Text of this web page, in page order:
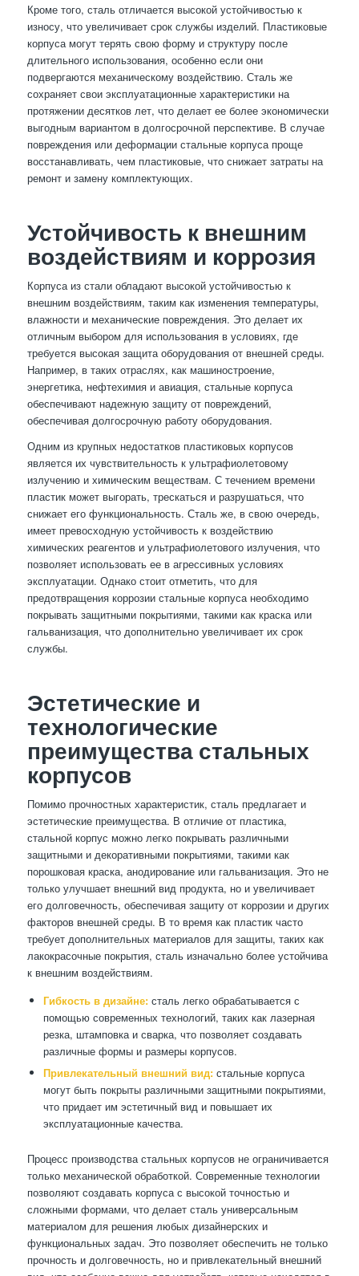
Кроме того, сталь отличается высокой устойчивостью к
износу, что увеличивает срок службы изделий. Пластиковые
корпуса могут терять свою форму и структуру после
длительного использования, особенно если они
подвергаются механическому воздействию. Сталь же
сохраняет свои эксплуатационные характеристики на
протяжении десятков лет, что делает ее более экономически
выгодным вариантом в долгосрочной перспективе. В случае
повреждения или деформации стальные корпуса проще
восстанавливать, чем пластиковые, что снижает затраты на
ремонт и замену комплектующих.
Устойчивость к внешним
воздействиям и коррозия
Корпуса из стали обладают высокой устойчивостью к
внешним воздействиям, таким как изменения температуры,
влажности и механические повреждения. Это делает их
отличным выбором для использования в условиях, где
требуется высокая защита оборудования от внешней среды.
Например, в таких отраслях, как машиностроение,
энергетика, нефтехимия и авиация, стальные корпуса
обеспечивают надежную защиту от повреждений,
обеспечивая долгосрочную работу оборудования.
Одним из крупных недостатков пластиковых корпусов
является их чувствительность к ультрафиолетовому
излучению и химическим веществам. С течением времени
пластик может выгорать, трескаться и разрушаться, что
снижает его функциональность. Сталь же, в свою очередь,
имеет превосходную устойчивость к воздействию
химических реагентов и ультрафиолетового излучения, что
позволяет использовать ее в агрессивных условиях
эксплуатации. Однако стоит отметить, что для
предотвращения коррозии стальные корпуса необходимо
покрывать защитными покрытиями, такими как краска или
гальванизация, что дополнительно увеличивает их срок
службы.
Эстетические и
технологические
преимущества стальных
корпусов
Помимо прочностных характеристик, сталь предлагает и
эстетические преимущества. В отличие от пластика,
стальной корпус можно легко покрывать различными
защитными и декоративными покрытиями, такими как
порошковая краска, анодирование или гальванизация. Это не
только улучшает внешний вид продукта, но и увеличивает
его долговечность, обеспечивая защиту от коррозии и других
факторов внешней среды. В то время как пластик часто
требует дополнительных материалов для защиты, таких как
лакокрасочные покрытия, сталь изначально более устойчива
к внешним воздействиям.
Гибкость в дизайне:сталь легко обрабатывается с
помощью современных технологий, таких как лазерная
резка, штамповка и сварка, что позволяет создавать
различные формы и размеры корпусов.
Привлекательный внешний вид:стальные корпуса
могут быть покрыты различными защитными покрытиями,
что придает им эстетичный вид и повышает их
эксплуатационные качества.
Процесс производства стальных корпусов не ограничивается
только механической обработкой. Современные технологии
позволяют создавать корпуса с высокой точностью и
сложными формами, что делает сталь универсальным
материалом для решения любых дизайнерских и
функциональных задач. Это позволяет обеспечить не только
прочность и долговечность, но и привлекательный внешний